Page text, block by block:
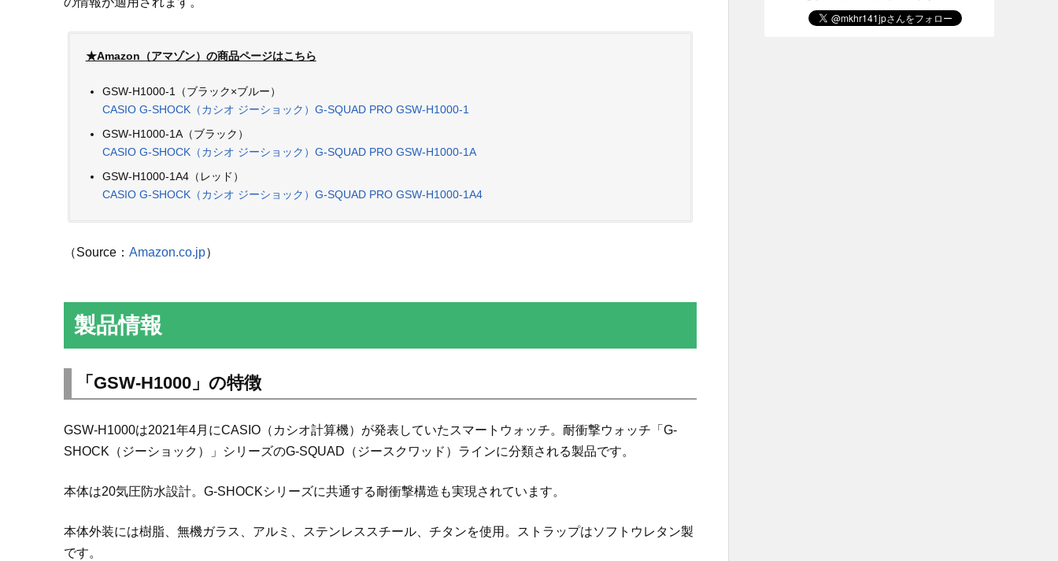
★Amazon（アマゾン）の商品ページはこちら
GSW-H1000-1（ブラック×ブルー）
CASIO G-SHOCK（カシオ ジーショック）G-SQUAD PRO GSW-H1000-1
GSW-H1000-1A（ブラック）
CASIO G-SHOCK（カシオ ジーショック）G-SQUAD PRO GSW-H1000-1A
GSW-H1000-1A4（レッド）
CASIO G-SHOCK（カシオ ジーショック）G-SQUAD PRO GSW-H1000-1A4
（Source： Amazon.co.jp）
製品情報
「GSW-H1000」の特徴
GSW-H1000は2021年4月にCASIO（カシオ計算機）が発表していたスマートウォッチ。耐衝撃ウォッチ「G-
SHOCK（ジーショック）」シリーズのG-SQUAD（ジースクワッド）ラインに分類される製品です。
本体は20気圧防水設計。G-SHOCKシリーズに共通する耐衝撃構造も実現されています。
本体外装には樹脂、無機ガラス、アルミ、ステンレススチール、チタンを使用。ストラップはソフトウレタン製
です。